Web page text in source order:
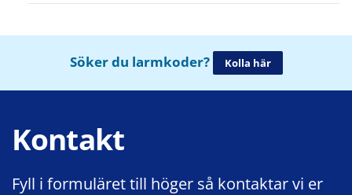
Söker du larmkoder? Kolla här
Kontakt
Fyll i formuläret till höger så kontaktar vi er